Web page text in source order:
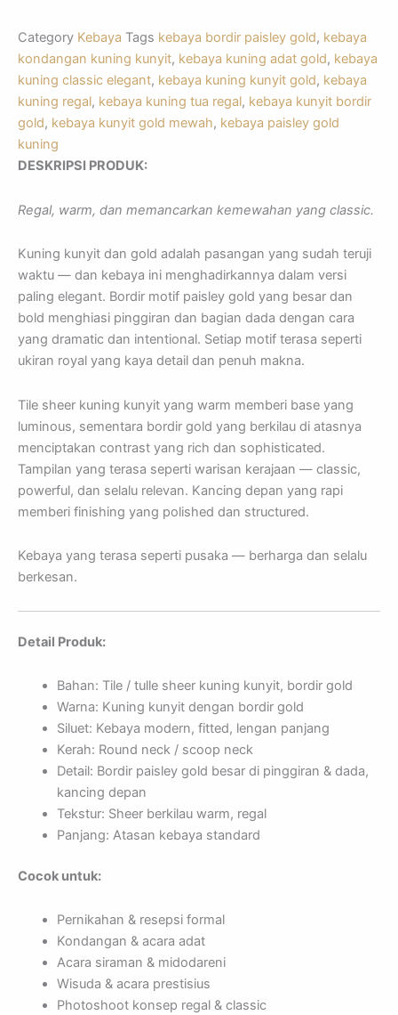
Category Kebaya Tags kebaya bordir paisley gold, kebaya
kondangan kuning kunyit, kebaya kuning adat gold, kebaya
kuning classic elegant, kebaya kuning kunyit gold, kebaya
kuning regal, kebaya kuning tua regal, kebaya kunyit bordir
gold, kebaya kunyit gold mewah, kebaya paisley gold
kuning
DESKRIPSI PRODUK:
Regal, warm, dan memancarkan kemewahan yang classic.
Kuning kunyit dan gold adalah pasangan yang sudah teruji
waktu — dan kebaya ini menghadirkannya dalam versi
paling elegant. Bordir motif paisley gold yang besar dan
bold menghiasi pinggiran dan bagian dada dengan cara
yang dramatic dan intentional. Setiap motif terasa seperti
ukiran royal yang kaya detail dan penuh makna.
Tile sheer kuning kunyit yang warm memberi base yang
luminous, sementara bordir gold yang berkilau di atasnya
menciptakan contrast yang rich dan sophisticated.
Tampilan yang terasa seperti warisan kerajaan — classic,
powerful, dan selalu relevan. Kancing depan yang rapi
memberi finishing yang polished dan structured.
Kebaya yang terasa seperti pusaka — berharga dan selalu
berkesan.
Detail Produk:
Bahan: Tile / tulle sheer kuning kunyit, bordir gold
Warna: Kuning kunyit dengan bordir gold
Siluet: Kebaya modern, fitted, lengan panjang
Kerah: Round neck / scoop neck
Detail: Bordir paisley gold besar di pinggiran & dada,
kancing depan
Tekstur: Sheer berkilau warm, regal
Panjang: Atasan kebaya standard
Cocok untuk:
Pernikahan & resepsi formal
Kondangan & acara adat
Acara siraman & midodareni
Wisuda & acara prestisius
Photoshoot konsep regal & classic